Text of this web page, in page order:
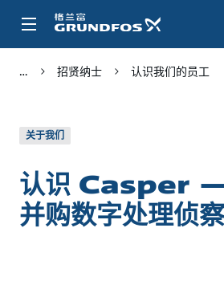
招贤纳士 认识我们的员工
关于我们
认识 Casper
并购数字处理侦